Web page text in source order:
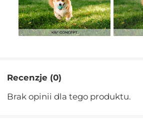
Recenzje (0)
Brak opinii dla tego produktu.